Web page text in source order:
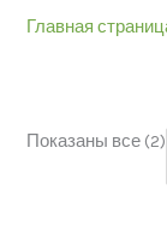
Главная
Категории
Показаны все (2)